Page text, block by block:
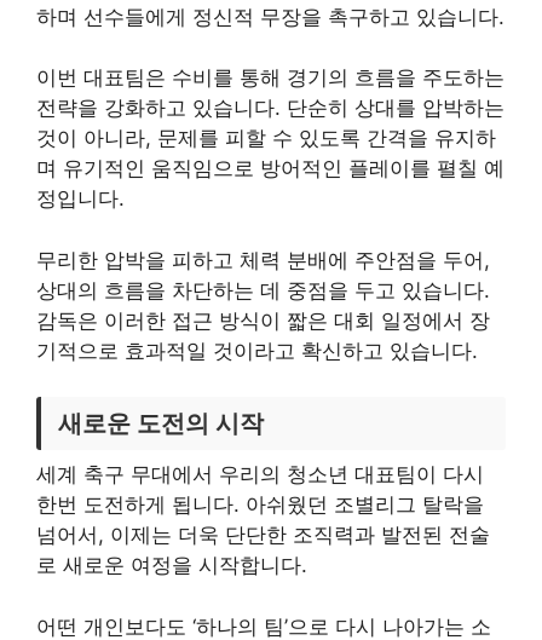
하며 선수들에게 정신적 무장을 촉구하고 있습니다.
이번 대표팀은 수비를 통해 경기의 흐름을 주도하는
전략을 강화하고 있습니다. 단순히 상대를 압박하는
것이 아니라, 문제를 피할 수 있도록 간격을 유지하
며 유기적인 움직임으로 방어적인 플레이를 펼칠 예
정입니다.
무리한 압박을 피하고 체력 분배에 주안점을 두어,
상대의 흐름을 차단하는 데 중점을 두고 있습니다.
감독은 이러한 접근 방식이 짧은 대회 일정에서 장
기적으로 효과적일 것이라고 확신하고 있습니다.
새로운 도전의 시작
세계 축구 무대에서 우리의 청소년 대표팀이 다시
한번 도전하게 됩니다. 아쉬웠던 조별리그 탈락을
넘어서, 이제는 더욱 단단한 조직력과 발전된 전술
로 새로운 여정을 시작합니다.
어떤 개인보다도 ‘하나의 팀’으로 다시 나아가는 소